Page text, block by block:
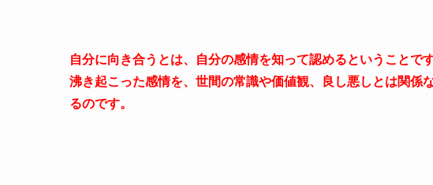
自分に向き合うとは、自分の感情を知って認めるということです
沸き起こった感情を、世間の常識や価値観、良し悪しとは関係
るのです。